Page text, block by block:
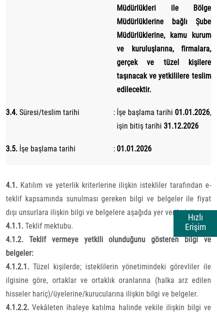
Hızlı
Erişim
Müdürlükleri ile Bölge
Müdürlüklerine bağlı Şube
Müdürlüklerine, kamu kurum
ve kuruluşlarına, firmalara,
gerçek ve tüzel kişilere
taşınacak ve yetkililere teslim
edilecektir.
3.4. Süresi/teslim tarihi : İşe başlama tarihi 01.01.2026,
işin bitiş tarihi 31.12.2026
3.5. İşe başlama tarihi : 01.01.2026
4.1. Katılım ve yeterlik kriterlerine ilişkin istekliler tarafından e-
teklif kapsamında sunulması gereken bilgi ve belgeler ile fiyat
dışı unsurlara ilişkin bilgi ve belgelere aşağıda yer verilmiştir:
4.1.1. Teklif mektubu.
4.1.2. Teklif vermeye yetkili olunduğunu gösteren bilgi ve
belgeler:
4.1.2.1. Tüzel kişilerde; isteklilerin yönetimindeki görevliler ile
ilgisine göre, ortaklar ve ortaklık oranlarına (halka arz edilen
hisseler hariç)/üyelerine/kurucularına ilişkin bilgi ve belgeler.
4.1.2.2. Vekâleten ihaleye katılma halinde vekile ilişkin bilgi ve